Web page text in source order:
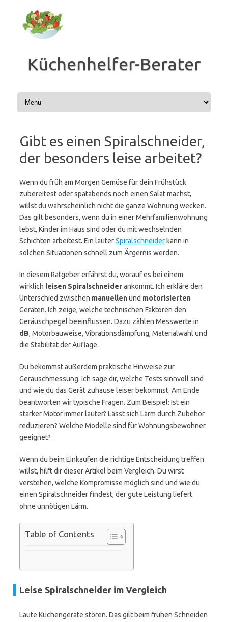
springen
Küchenhelfer-Berater
Gibt es einen Spiralschneider,
der besonders leise arbeitet?
Wenn du früh am Morgen Gemüse für dein Frühstück
zubereitest oder spätabends noch einen Salat machst,
willst du wahrscheinlich nicht die ganze Wohnung wecken.
Das gilt besonders, wenn du in einer Mehrfamilienwohnung
lebst, Kinder im Haus sind oder du mit wechselnden
Schichten arbeitest. Ein lauterSpiralschneider kann in
solchen Situationen schnell zum Ärgernis werden.
In diesem Ratgeber erfährst du, worauf es bei einem
wirklich leisen Spiralschneiderankommt. Ich erkläre den
Unterschied zwischen manuellenund motorisierten
Geräten. Ich zeige, welche technischen Faktoren den
Geräuschpegel beeinflussen. Dazu zählen Messwerte in
dB, Motorbauweise, Vibrationsdämpfung, Materialwahl und
die Stabilität der Auflage.
Du bekommst außerdem praktische Hinweise zur
Geräuschmessung. Ich sage dir, welche Tests sinnvoll sind
und wie du das Gerät zuhause leiser bekommst. Am Ende
beantworten wir typische Fragen. Zum Beispiel: Ist ein
starker Motor immer lauter? Lässt sich Lärm durch Zubehör
reduzieren? Welche Modelle sind für Wohnungsbewohner
geeignet?
Wenn du beim Einkaufen die richtige Entscheidung treffen
willst, hilft dir dieser Artikel beim Vergleich. Du wirst
verstehen, welche Kompromisse möglich sind und wie du
einen Spiralschneider findest, der gute Leistung liefert
ohne unnötigen Lärm.
Table of Contents
Leise Spiralschneider im Vergleich
Laute Küchengeräte stören. Das gilt beim frühen Schneiden